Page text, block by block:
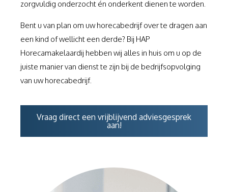
zorgvuldig onderzocht én onderkent dienen te worden.
Bent u van plan om uw horecabedrijf over te dragen aan
een kind of wellicht een derde? Bij HAP
Horecamakelaardij hebben wij alles in huis om u op de
juiste manier van dienst te zijn bij de bedrijfsopvolging
van uw horecabedrijf.
Vraag direct een vrijblijvend adviesgesprek
aan!